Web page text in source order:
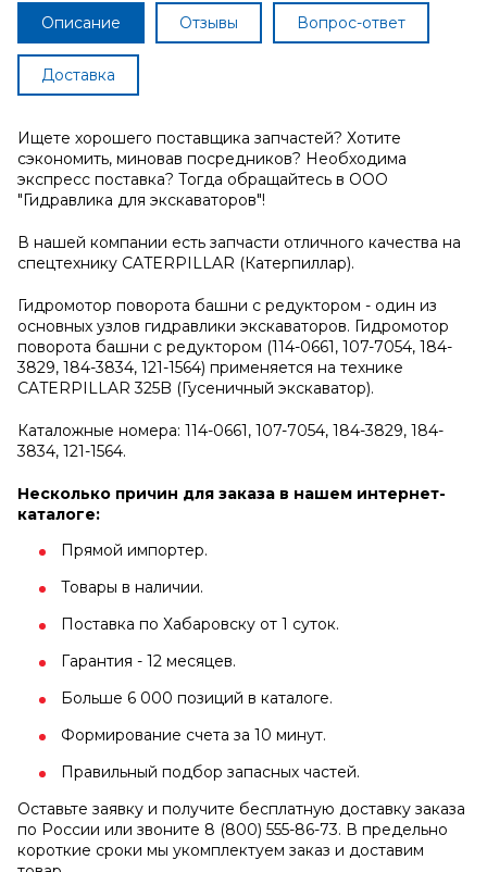
Описание Отзывы Вопрос-ответ
Доставка
Ищете хорошего поставщика запчастей? Хотите
сэкономить, миновав посредников? Необходима
экспресс поставка? Тогда обращайтесь в ООО
"Гидравлика для экскаваторов"!
В нашей компании есть запчасти отличного качества на
спецтехнику CATERPILLAR (Катерпиллар).
Гидромотор поворота башни с редуктором - один из
основных узлов гидравлики экскаваторов. Гидромотор
поворота башни с редуктором (114-0661, 107-7054, 184-
3829, 184-3834, 121-1564) применяется на технике
CATERPILLAR 325B (Гусеничный экскаватор).
Каталожные номера: 114-0661, 107-7054, 184-3829, 184-
3834, 121-1564.
Несколько причин для заказа в нашем интернет-
каталоге:
Прямой импортер.
Товары в наличии.
Поставка по Хабаровску от 1 суток.
Гарантия - 12 месяцев.
Больше 6 000 позиций в каталоге.
Формирование счета за 10 минут.
Правильный подбор запасных частей.
Оставьте заявку и получите бесплатную доставку заказа
по России или звоните 8 (800) 555-86-73. В предельно
короткие сроки мы укомплектуем заказ и доставим